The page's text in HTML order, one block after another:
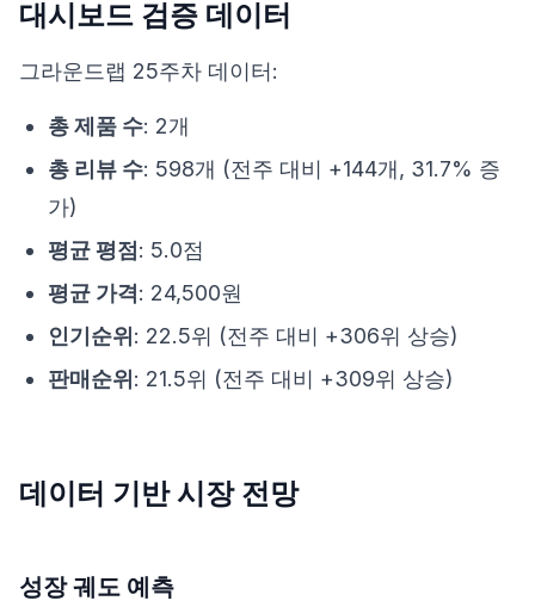
대시보드 검증 데이터
그라운드랩 25주차 데이터:
총 제품 수: 2개
총 리뷰 수: 598개 (전주 대비 +144개, 31.7% 증
가)
평균 평점 : 5.0점
평균 가격 : 24,500원
인기순위 : 22.5위 (전주 대비 +306위 상승)
판매순위 : 21.5위 (전주 대비 +309위 상승)
데이터 기반 시장 전망
성장 궤도 예측